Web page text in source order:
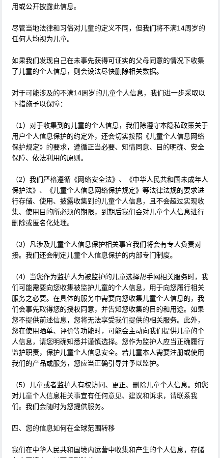
用或公开披露此信息。
尽管当地法律和习俗对儿童的定义不同，但我们将不满14周岁的
任何人均视为儿童。
如果我们发现自己在未事先获得可证实的父母同意的情况下收集
了儿童的个人信息，则会设法尽快删除相关数据。
对于可能涉及的不满14周岁的儿童个人信息，我们进一步采取以
下措施予以保障：
（1）对于收集到的儿童的个人信息，我们除遵守本隐私政策关于
用户个人信息保护的约定外，还会切实按照《儿童个人信息网络
保护规定》的要求，遵循正当必要、知情同意、目的明确、安全
保障、依法利用的原则。
（2）我们严格遵循《网络安全法》、《中华人民共和国未成年人
保护法》、《儿童个人信息网络保护规定》等法律法规的要求进
行存储、使用、披露收集到的儿童个人信息，且不会超过实现收
集、使用目的所必须的期限，到期后我们会对儿童个人信息进行
删除或匿名化处理。
（3）凡涉及儿童个人信息保护相关事宜我们将会有专人负责对
接。我们还会制定儿童个人信息保护的内部专门制度。
（4）当您作为监护人为被监护的儿童选择帮手网相关服务时，我
们可能需要向您收集被监护儿童的个人信息，用于向您履行相关
服务之必要。在具体的服务中需要向您收集儿童个人信息的，我
们会事先取得您的授权同意，并告知您收集的目的和用途。如果
您不提供前述信息，您将无法享受我们提供的相关服务。此外，
您在使用晒单、评价等功能时，可能会主动向我们提供儿童的个
人信息，请您明确知悉并谨慎选择。您作为监护人应当正确履行
监护职责，保护儿童个人信息安全。若儿童本人需要注册或使用
我们的产品或服务，您应当正确引导并予以监护。
（5）儿童或者监护人有权访问、更正、删除儿童个人信息。如您
对儿童个人信息相关事宜有任何意见、建议和诉求，请联系我
们。我们会随时为您提供服务。
四、您的信息如何在全球范围转移
我们在中华人民共和国境内运营中收集和产生的个人信息，存储